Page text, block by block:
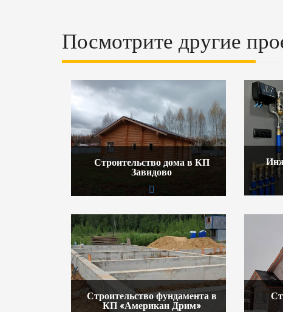
Посмотрите другие
Строительство дома в КП
Завидово
Строительство фундамента в
КП «Американ Дрим»